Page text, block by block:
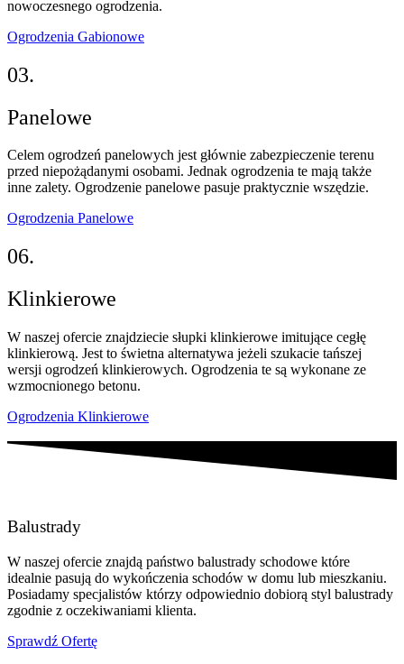
nowoczesnego ogrodzenia.
Ogrodzenia Gabionowe
03.
Panelowe
Celem ogrodzeń panelowych jest głównie zabezpieczenie terenu
przed niepożądanymi osobami. Jednak ogrodzenia te mają także
inne zalety. Ogrodzenie panelowe pasuje praktycznie wszędzie.
Ogrodzenia Panelowe
06.
Klinkierowe
W naszej ofercie znajdziecie słupki klinkierowe imitujące cegłę
klinkierową. Jest to świetna alternatywa jeżeli szukacie tańszej
wersji ogrodzeń klinkierowych. Ogrodzenia te są wykonane ze
wzmocnionego betonu.
Ogrodzenia Klinkierowe
Balustrady
W naszej ofercie znajdą państwo balustrady schodowe które
idealnie pasują do wykończenia schodów w domu lub mieszkaniu.
Posiadamy specjalistów którzy odpowiednio dobiorą styl balustrady
zgodnie z oczekiwaniami klienta.
Sprawdź Ofertę